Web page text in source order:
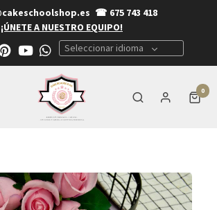
☎ 675 743 418
¡ÚNETE A NUESTRO EQUIPO!
Seleccionar idioma
0